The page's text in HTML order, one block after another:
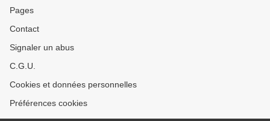
Pages
Contact
Signaler un abus
C.G.U.
Cookies et données personnelles
Préférences cookies